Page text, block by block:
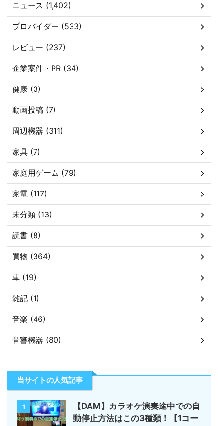
ニュース (1,402)
プロバイダー (533)
レビュー (237)
企業案件・PR (34)
健康 (3)
動画投稿 (7)
周辺機器 (311)
家具 (7)
家庭用ゲーム (79)
家電 (117)
未分類 (13)
読書 (8)
買物 (364)
車 (19)
雑記 (1)
音楽 (46)
音響機器 (80)
当サイトの人気記事
1
【DAM】カラオケ演奏途中での自
動停止方法はこの3種類！【1コー